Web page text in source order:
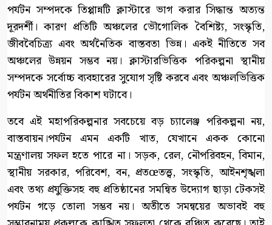
পর্যটন সম্পদকে তিপ্পান্নটি ক্লাস্টারে ভাগ করার সিদ্ধান্ত অত্যন্ত
দূরদর্শী। কারণ প্রতিটি অঞ্চলের ভৌগোলিক বৈশিষ্ট্য, সংস্কৃতি,
জীববৈচিত্র্য এবং অর্থনৈতিক বাস্তবতা ভিন্ন। একই নীতিতে সব
অঞ্চলের উন্নয়ন সম্ভব নয়। ক্লাস্টারভিত্তিক পরিকল্পনা স্থানীয়
সম্পদকে সর্বোচ্চ ব্যবহারের সুযোগ সৃষ্টি করবে এবং অঞ্চলভিত্তিক
পর্যটন অর্থনীতির বিকাশ ঘটাবে।
তবে এই মহাপরিকল্পনার সবচেয়ে বড় চ্যালেঞ্জ পরিকল্পনা নয়,
বাস্তবায়ন।পর্যটন এমন একটি খাত, যেখানে একক কোনো
মন্ত্রণালয় সফল হতে পারে না। সড়ক, রেল, নৌপরিবহন, বিমান,
স্থানীয় সরকার, পরিবেশ, বন, প্রতœতত্ত্ব, সংস্কৃতি, আইনশৃঙ্খলা
এবং তথ্য প্রযুক্তিসহ বহু প্রতিষ্ঠানের সমন্বিত উদ্যোগ ছাড়া টেকসই
পর্যটন গড়ে তোলা সম্ভব নয়। অতীতে সমন্বয়ের অভাবই বহু